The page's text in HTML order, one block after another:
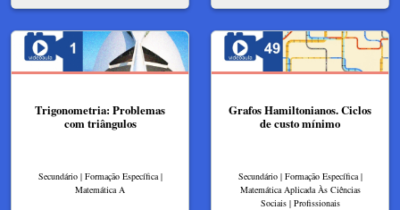
Trigonometria: Problemas
com triângulos
Secundário | Formação Específica |
Matemática A
Grafos Hamiltonianos. Ciclos
de custo mínimo
Secundário | Formação Específica |
Matemática Aplicada Às Ciências
Sociais | Profissionais